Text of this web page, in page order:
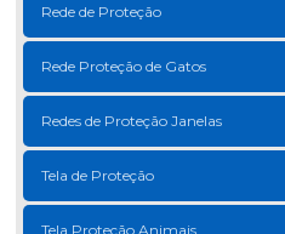
Rede de Proteção
Rede Proteção de Gatos
Redes de Proteção Janelas
Tela de Proteção
Tela Proteção Animais